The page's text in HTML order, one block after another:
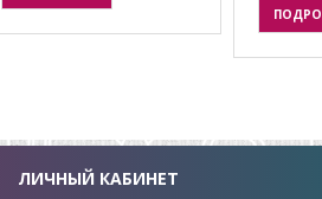
ЛИЧНЫЙ КАБИНЕТ